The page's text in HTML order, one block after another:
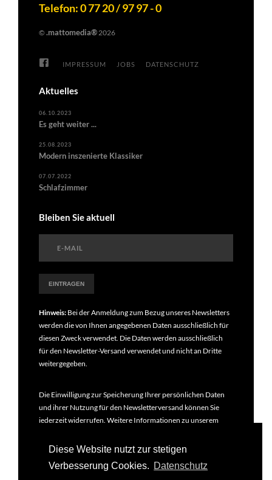
Diese Website nutzt zur stetigen
Verbesserung Cookies. Datenschutz
Telefon: 0 77 20 / 97 97 - 0
© .mattomedia® 2026
IMPRESSUM JOBS DATENSCHUTZ
Aktuelles
06.10.2023
Es geht weiter ...
25.08.2023
Modern inszenierte Klassiker
07.07.2022
Schlafzimmer
Bleiben Sie aktuell
Hinweis: Bei der Anmeldung zum Bezug unseres Newsletters
werden die von Ihnen angegebenen Daten ausschließlich für
diesen Zweck verwendet. Die Daten werden ausschließlich
für den Newsletter-Versand verwendet und nicht an Dritte
weitergegeben.
Die Einwilligung zur Speicherung Ihrer persönlichen Daten
und ihrer Nutzung für den Newsletterversand können Sie
jederzeit widerrufen. Weitere Informationen zu unserem
Datenschutzbestimmungen